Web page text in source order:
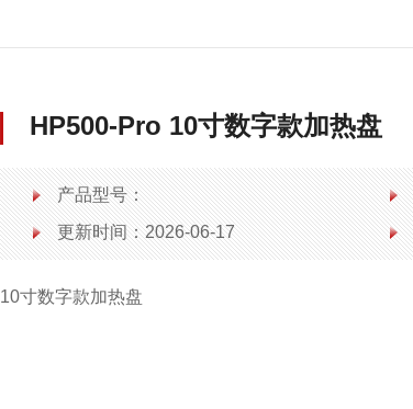
HP500-Pro 10寸数字款加热盘
产品型号：
更新时间：2026-06-17
10寸数字款加热盘